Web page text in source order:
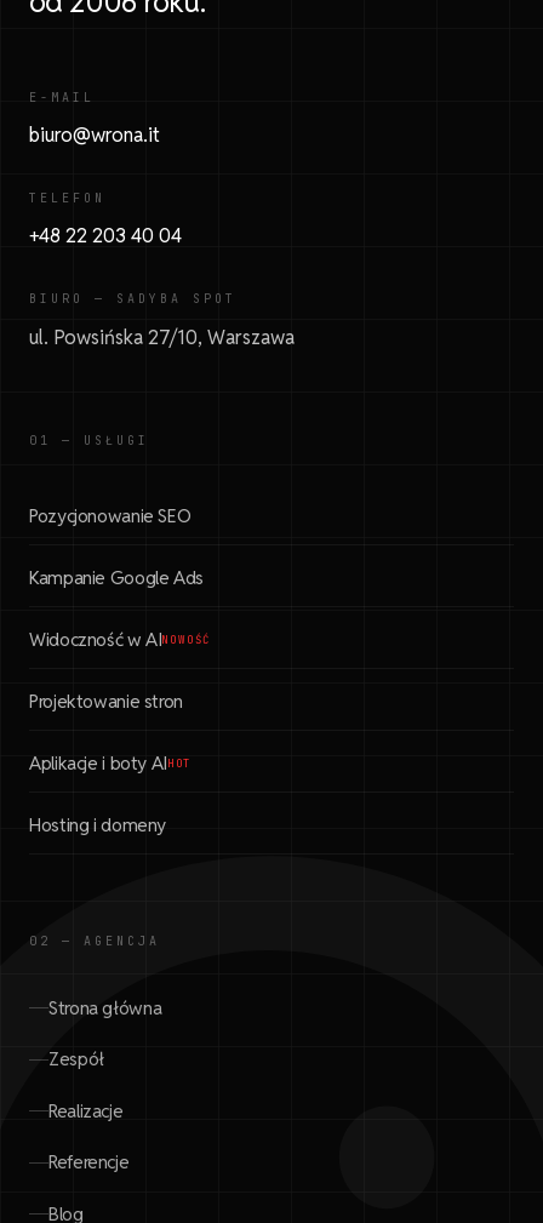
E-MAIL
biuro@wrona.it
TELEFON
+48 22 203 40 04
BIURO — SADYBA SPOT
ul. Powsińska 27/10, Warszawa
01 — USŁUGI
Pozycjonowanie SEO
Kampanie Google Ads
Widoczność w AINOWOŚĆ
Projektowanie stron
Aplikacje i boty AIHOT
Hosting i domeny
02 — AGENCJA
Strona główna
Zespół
Realizacje
Referencje
Blog